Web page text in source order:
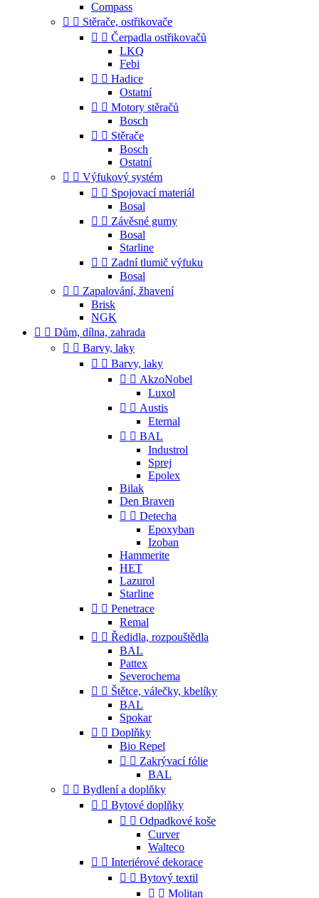
Compass
  Stěrače, ostřikovače
  Čerpadla ostřikovačů
LKQ
Febi
  Hadice
Ostatní
  Motory stěračů
Bosch
  Stěrače
Bosch
Ostatní
  Výfukový systém
  Spojovací materiál
Bosal
  Závěsné gumy
Bosal
Starline
  Zadní tlumič výfuku
Bosal
  Zapalování, žhavení
Brisk
NGK
  Dům, dílna, zahrada
  Barvy, laky
  Barvy, laky
  AkzoNobel
Luxol
  Austis
Eternal
  BAL
Industrol
Sprej
Epolex
Bilak
Den Braven
  Detecha
Epoxyban
Izoban
Hammerite
HET
Lazurol
Starline
  Penetrace
Remal
  Ředidla, rozpouštědla
BAL
Pattex
Severochema
  Štětce, válečky, kbelíky
BAL
Spokar
  Doplňky
Bio Repel
  Zakrývací fólie
BAL
  Bydlení a doplňky
  Bytové doplňky
  Odpadkové koše
Curver
Walteco
  Interiérové dekorace
  Bytový textil
  Molitan